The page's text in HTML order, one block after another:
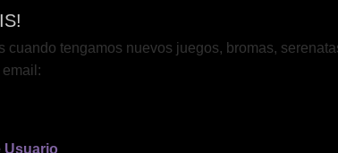
cuando tengamos nuevos juegos, bromas,
Usuario